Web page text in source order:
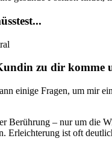
zu dir komme
einige Fragen, um mir
Berührung – nur um die
ist oft